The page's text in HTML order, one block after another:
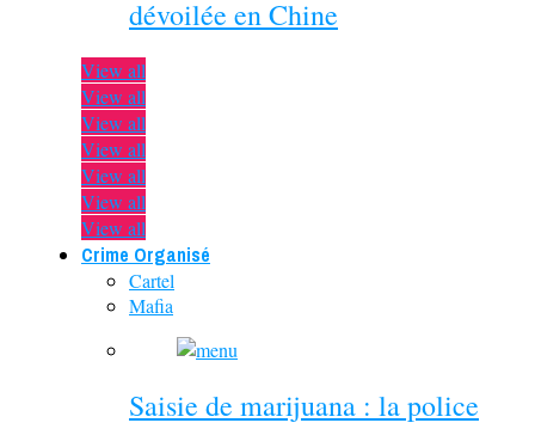
dévoilée en Chine
View all
View all
View all
View all
View all
View all
View all
Crime Organisé
Cartel
Mafia
Saisie de marijuana : la police